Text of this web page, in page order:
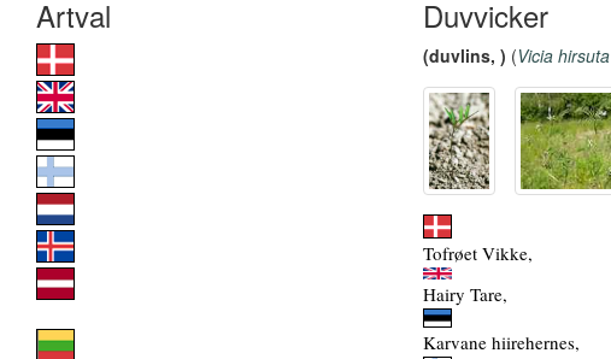
Duvvicker
(duvlins, ) (Vicia hirsuta
Tofrøet Vikke,
Hairy Tare,
Karvane hiirehernes,